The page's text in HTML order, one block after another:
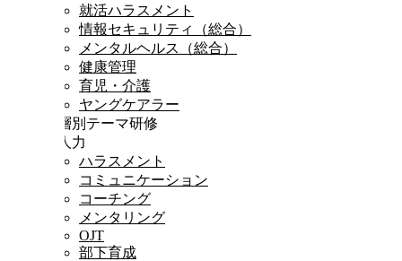
就活ハラスメント
情報セキュリティ（総合）
メンタルヘルス（総合）
健康管理
育児・介護
ヤングケアラー
階層別テーマ研修
対人力
ハラスメント
コミュニケーション
コーチング
メンタリング
OJT
部下育成